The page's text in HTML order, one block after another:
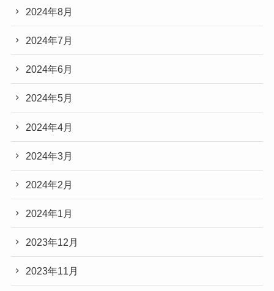
2024年8月
2024年7月
2024年6月
2024年5月
2024年4月
2024年3月
2024年2月
2024年1月
2023年12月
2023年11月